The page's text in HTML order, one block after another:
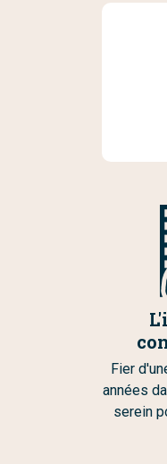
Fier
années
serein